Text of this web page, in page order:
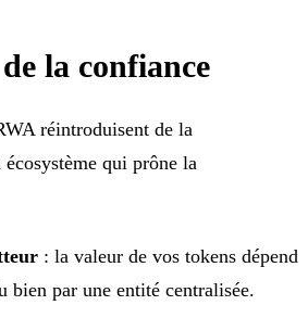
la confiance
réintroduisent de la
qui prône la
: la valeur de vos tokens dépend
bien par une entité centralisée.